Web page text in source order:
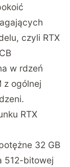
czyli RTX
w rdzeń
z ogólnej
RTX
32 GB
512-bitowej